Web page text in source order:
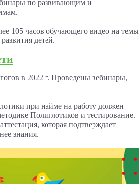
по развивающим и
105 часов обучающего видео на темы
детей.
в 2022 г. Проведены вебинары,
при найме на работу должен
Полиглотиков и тестирование.
которая подтверждает
знания.